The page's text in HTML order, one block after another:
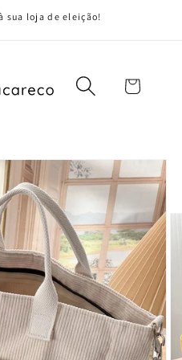
sua loja de eleição!
Carrinho